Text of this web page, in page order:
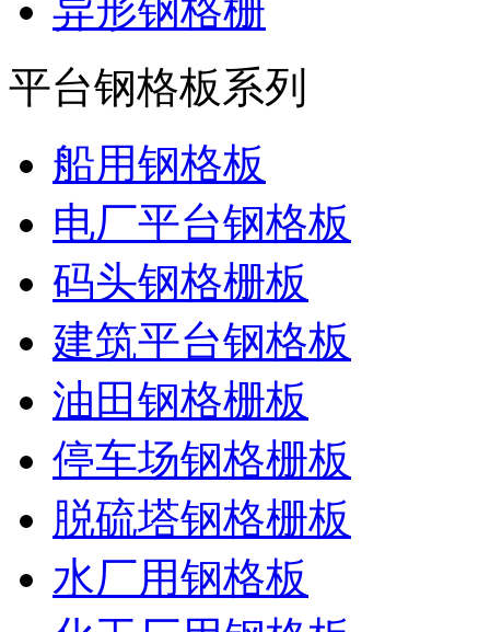
异形钢格栅
平台钢格板系列
船用钢格板
电厂平台钢格板
码头钢格栅板
建筑平台钢格板
油田钢格栅板
停车场钢格栅板
脱硫塔钢格栅板
水厂用钢格板